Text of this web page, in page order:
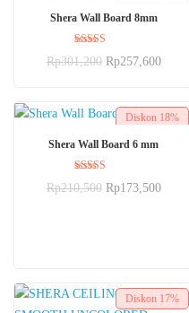
Shera Wall Board 8mm
Dinilai
5.00
Rp301,200 Rp257,600
Diskon 18%
Shera Wall Board 6 mm
Dinilai
5.00
Rp210,500 Rp173,500
Diskon 17%